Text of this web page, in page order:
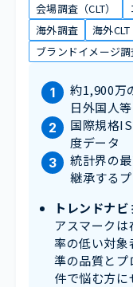
会場調査（CLT）
海外調査
海外CLT
ブランドイメージ
約1,900万
日外国人
国際規格
度データ
統計界の
継承する
トレンドナビ
アスマーク
率の低い対象
準の品質とプ
件で悩む方に